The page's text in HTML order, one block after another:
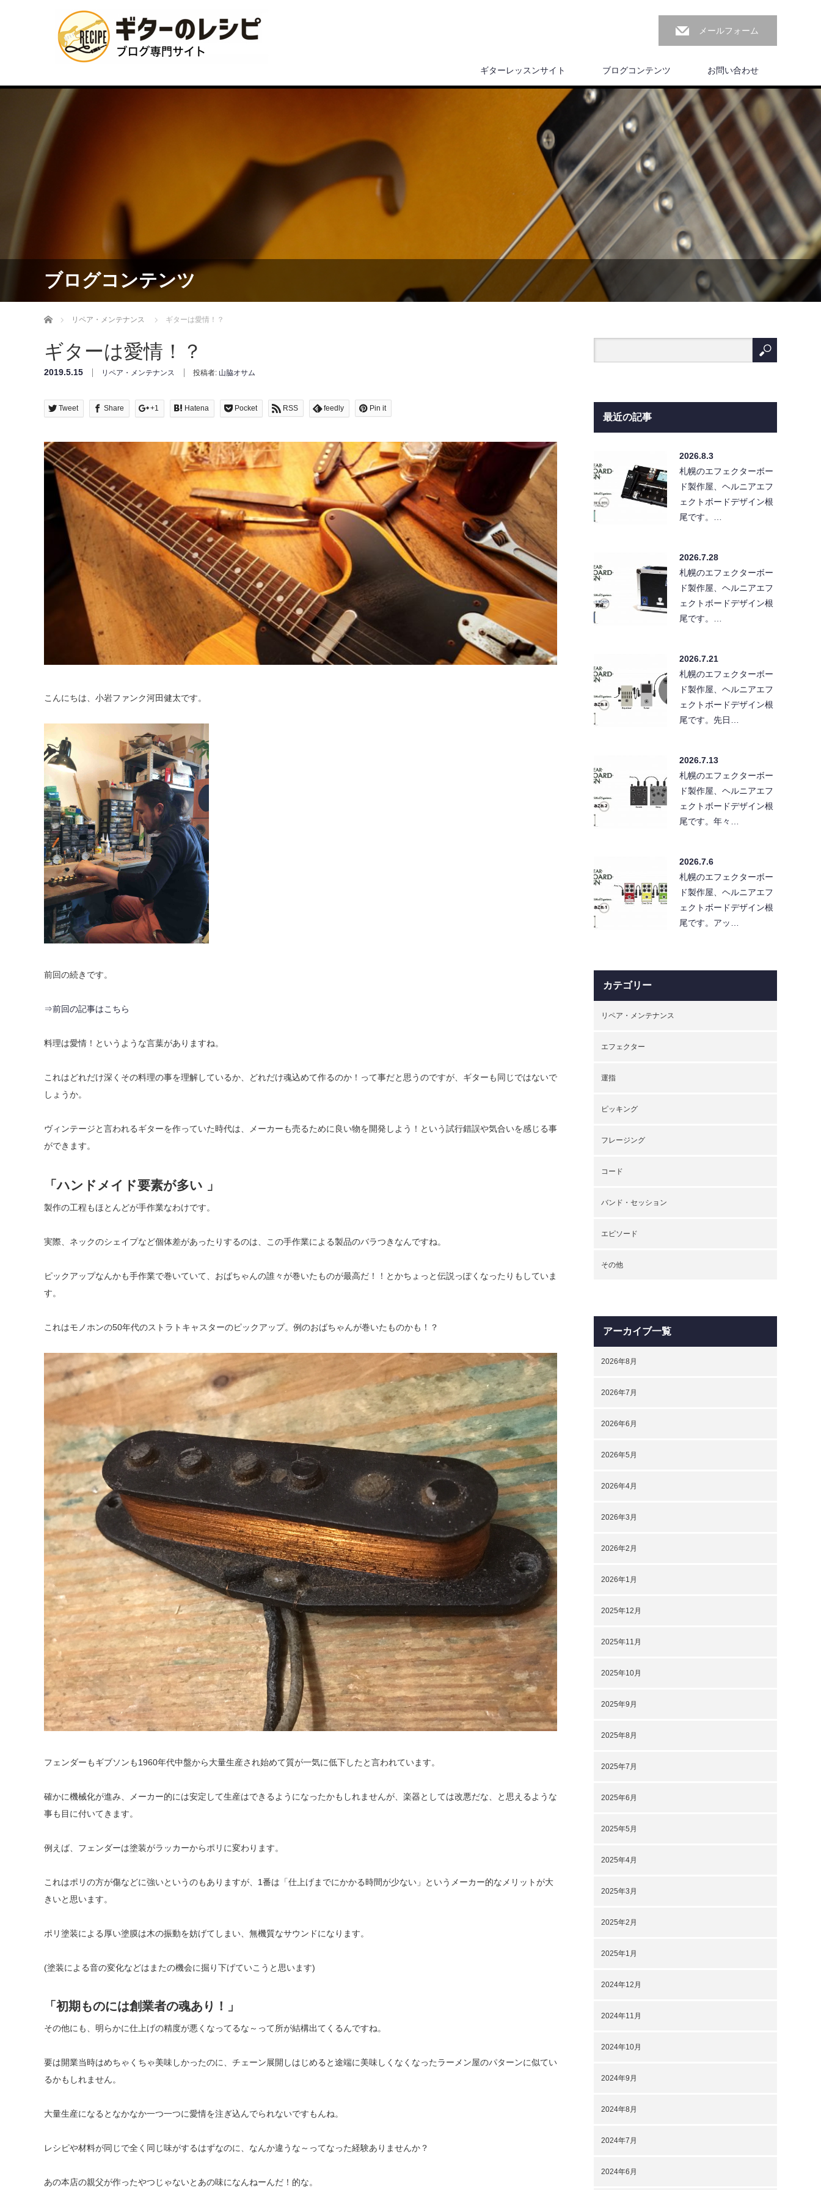
メールフォーム
ギターレッスンサイト ブログコンテンツ お問い合わせ
ブログコンテンツ
Home リペア・メンテナンス ギターは愛情！？
ギターは愛情！？
2019.5.15 リペア・メンテナンス 投稿者: 山脇オサム
Tweet Share +1 Hatena Pocket RSS feedly Pin it
こんにちは、小岩ファンク河田健太です。
前回の続きです。
⇒前回の記事はこちら
料理は愛情！というような言葉がありますね。
これはどれだけ深くその料理の事を理解しているか、どれだけ魂込めて作るのか！って事だと思うのですが、ギターも同じではないで
しょうか。
ヴィンテージと言われるギターを作っていた時代は、メーカーも売るために良い物を開発しよう！という試行錯誤や気合いを感じる事
ができます。
「ハンドメイド要素が多い 」
製作の工程もほとんどが手作業なわけです。
実際、ネックのシェイプなど個体差があったりするのは、この手作業による製品のバラつきなんですね。
ピックアップなんかも手作業で巻いていて、おばちゃんの誰々が巻いたものが最高だ！！とかちょっと伝説っぽくなったりもしていま
す。
これはモノホンの50年代のストラトキャスターのピックアップ。例のおばちゃんが巻いたものかも！？
フェンダーもギブソンも1960年代中盤から大量生産され始めて質が一気に低下したと言われています。
確かに機械化が進み、メーカー的には安定して生産はできるようになったかもしれませんが、楽器としては改悪だな、と思えるような
事も目に付いてきます。
例えば、フェンダーは塗装がラッカーからポリに変わります。
これはポリの方が傷などに強いというのもありますが、1番は「仕上げまでにかかる時間が少ない」というメーカー的なメリットが大
きいと思います。
ポリ塗装による厚い塗膜は木の振動を妨げてしまい、無機質なサウンドになります。
(塗装による音の変化などはまたの機会に掘り下げていこうと思います)
「初期ものには創業者の魂あり！」
その他にも、明らかに仕上げの精度が悪くなってるな～って所が結構出てくるんですね。
要は開業当時はめちゃくちゃ美味しかったのに、チェーン展開しはじめると途端に美味しくなくなったラーメン屋のパターンに似てい
るかもしれません。
大量生産になるとなかなか一つ一つに愛情を注ぎ込んでられないですもんね。
レシピや材料が同じで全く同じ味がするはずなのに、なんか違うな～ってなった経験ありませんか？
あの本店の親父が作ったやつじゃないとあの味になんねーんだ！的な。
最近の記事
2026.8.3
札幌のエフェクターボー
ド製作屋、ヘルニアエフ
ェクトボードデザイン根
尾です。…
2026.7.28
札幌のエフェクターボー
ド製作屋、ヘルニアエフ
ェクトボードデザイン根
尾です。…
2026.7.21
札幌のエフェクターボー
ド製作屋、ヘルニアエフ
ェクトボードデザイン根
尾です。先日…
2026.7.13
札幌のエフェクターボー
ド製作屋、ヘルニアエフ
ェクトボードデザイン根
尾です。年々…
2026.7.6
札幌のエフェクターボー
ド製作屋、ヘルニアエフ
ェクトボードデザイン根
尾です。アッ…
カテゴリー
リペア・メンテナンス
エフェクター
運指
ピッキング
フレージング
コード
バンド・セッション
エピソード
その他
アーカイブ一覧
2026年8月
2026年7月
2026年6月
2026年5月
2026年4月
2026年3月
2026年2月
2026年1月
2025年12月
2025年11月
2025年10月
2025年9月
2025年8月
2025年7月
2025年6月
2025年5月
2025年4月
2025年3月
2025年2月
2025年1月
2024年12月
2024年11月
2024年10月
2024年9月
2024年8月
2024年7月
2024年6月